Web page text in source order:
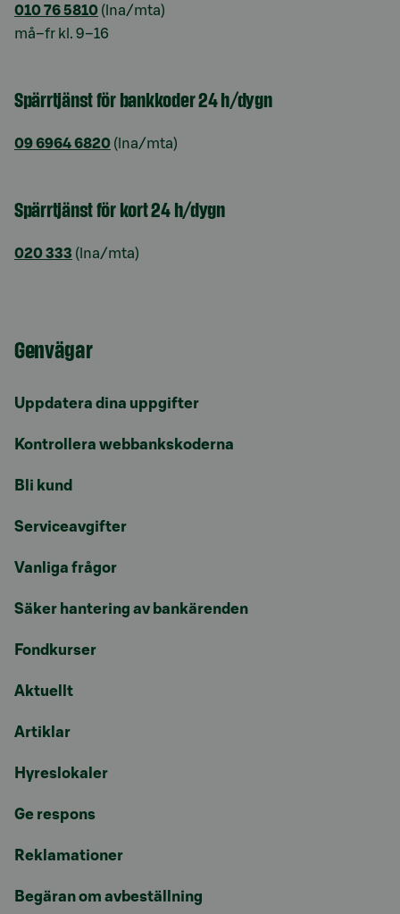
010 76 5810 (lna/mta)
må–fr kl. 9–16
Spärrtjänst för bankkoder 24 h/dygn
09 6964 6820 (lna/mta)
Spärrtjänst för kort 24 h/dygn
020 333 (lna/mta)
Genvägar
Uppdatera dina uppgifter
Kontrollera webbankskoderna
Bli kund
Serviceavgifter
Vanliga frågor
Säker hantering av bankärenden
Fondkurser
Aktuellt
Artiklar
Hyreslokaler
Ge respons
Reklamationer
Begäran om avbeställning